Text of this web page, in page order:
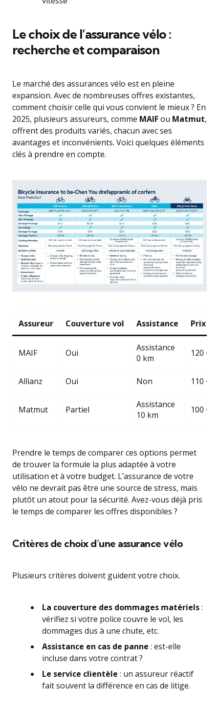
Le choix de l’assurance vélo :
recherche et comparaison
Le marché des assurances vélo est en pleine
expansion. Avec de nombreuses offres existantes,
comment choisir celle qui vous convient le mieux ? En
2025, plusieurs assureurs, comme MAIFou Matmut,
offrent des produits variés, chacun avec ses
avantages et inconvénients. Voici quelques éléments
clés à prendre en compte.
Assureur Couverture vol Assistance Prix
MAIF Oui
Assistance
0 km
120 €
Allianz Oui Non 110 €
Matmut Partiel
Assistance
10 km
100 €
Prendre le temps de comparer ces options permet
de trouver la formule la plus adaptée à votre
utilisation et à votre budget. L’assurance de votre
vélo ne devrait pas être une source de stress, mais
plutôt un atout pour la sécurité. Avez-vous déjà pris
le temps de comparer les offres disponibles ?
Critères de choix d’une assurance vélo
Plusieurs critères doivent guident votre choix.
La couverture des dommages matériels:
vérifiez si votre police couvre le vol, les
dommages dus à une chute, etc.
Assistance en cas de panne : est-elle
incluse dans votre contrat ?
Le service clientèle : un assureur réactif
fait souvent la différence en cas de litige.